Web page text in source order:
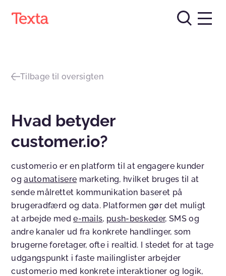
Tilbage til oversigten
Hvad betyder
customer.io?
customer.io er en platform til at engagere kunder
ogautomatisere marketing, hvilket bruges til at
sende målrettet kommunikation baseret på
brugeradfærd og data. Platformen gør det muligt
at arbejde mede-mails, push-beskeder, SMS og
andre kanaler ud fra konkrete handlinger, som
brugerne foretager, ofte i realtid. I stedet for at tage
udgangspunkt i faste mailinglister arbejder
customer.io med konkrete interaktioner og logik,